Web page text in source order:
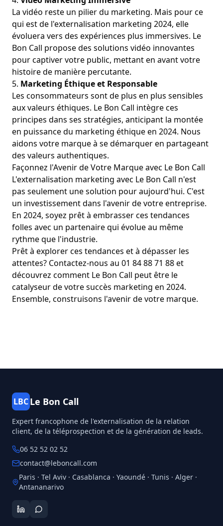
La vidéo reste un pilier du marketing. Mais pour ce
qui est de l'externalisation marketing 2024, elle
évoluera vers des expériences plus immersives. Le
Bon Call propose des solutions vidéo innovantes
pour captiver votre public, mettant en avant votre
histoire de manière percutante.
5. Marketing Éthique et Responsable
Les consommateurs sont de plus en plus sensibles
aux valeurs éthiques. Le Bon Call intègre ces
principes dans ses stratégies, anticipant la montée
en puissance du marketing éthique en 2024. Nous
aidons votre marque à se démarquer en partageant
des valeurs authentiques.
Façonnez l'Avenir de Votre Marque avec Le Bon Call
L'externalisation marketing avec Le Bon Call n'est
pas seulement une solution pour aujourd'hui. C'est
un investissement dans l'avenir de votre entreprise.
En 2024, soyez prêt à embrasser ces tendances
folles avec un partenaire qui évolue au même
rythme que l'industrie.
Prêt à explorer ces tendances et à dépasser les
attentes? Contactez-nous au 01 84 88 71 88 et
découvrez comment Le Bon Call peut être le
catalyseur de votre succès marketing en 2024.
Ensemble, construisons l'avenir de votre marque.
LBCLe Bon Call
Expert francophone de l'externalisation de la relation
client, de la téléprospection et de la génération de leads.
06 52 52 02 52
contact@leboncall.com
Paris · Tel Aviv · Casablanca · Yaoundé · Tunis · Alger ·
Antananarivo